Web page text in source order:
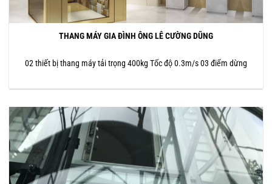
THANG MÁY GIA ĐÌNH ÔNG LÊ CƯỜNG DŨNG
02 thiết bị thang máy tải trọng 400kg Tốc độ 0.3m/s 03 điểm dừng